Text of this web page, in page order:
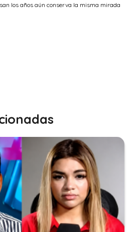
los años aún conserva la misma mirada